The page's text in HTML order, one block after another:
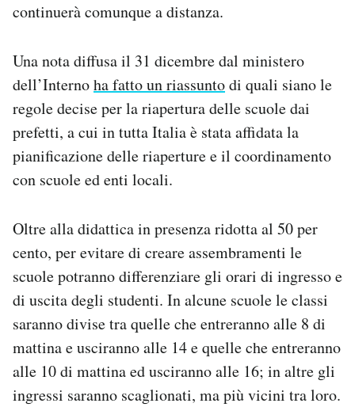
continuerà comunque a distanza.
Una nota diffusa il 31 dicembre dal ministero
dell’Internoha fatto un riassuntodi quali siano le
regole decise per la riapertura delle scuole dai
prefetti, a cui in tutta Italia è stata affidata la
pianificazione delle riaperture e il coordinamento
con scuole ed enti locali.
Oltre alla didattica in presenza ridotta al 50 per
cento, per evitare di creare assembramenti le
scuole potranno differenziare gli orari di ingresso e
di uscita degli studenti. In alcune scuole le classi
saranno divise tra quelle che entreranno alle 8 di
mattina e usciranno alle 14 e quelle che entreranno
alle 10 di mattina ed usciranno alle 16; in altre gli
ingressi saranno scaglionati, ma più vicini tra loro.